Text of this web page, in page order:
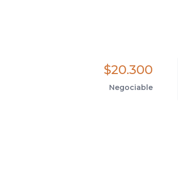
$20.300
Negociable